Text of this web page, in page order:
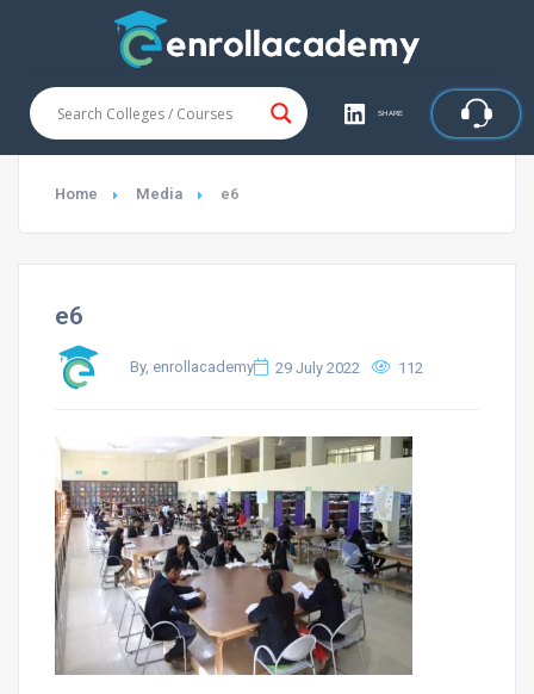
SHARE
Home Media e6
e6
By, enrollacademy 29 July 2022 112